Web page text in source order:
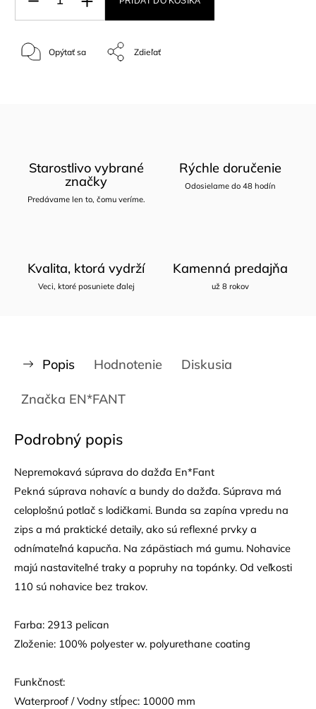
Opýtať sa Zdieľať
Starostlivo vybrané
značky
Predávame len to, čomu veríme.
Rýchle doručenie
Odosielame do 48 hodín
Kvalita, ktorá vydrží
Veci, ktoré posuniete ďalej
Kamenná predajňa
už 8 rokov
Popis Hodnotenie Diskusia
Značka EN*FANT
Podrobný popis
Nepremokavá súprava do dažďa En*Fant
Pekná súprava nohavíc a bundy do dažďa. Súprava má
celoplošnú potlač s lodičkami. Bunda sa zapína vpredu na
zips a má praktické detaily, ako sú reflexné prvky a
odnímateľná kapucňa. Na zápästiach má gumu. Nohavice
majú nastaviteľné traky a popruhy na topánky. Od veľkosti
110 sú nohavice bez trakov.
Farba: 2913 pelican
Zloženie: 100% polyester w. polyurethane coating
Funkčnosť:
Waterproof / Vodny stĺpec: 10000 mm